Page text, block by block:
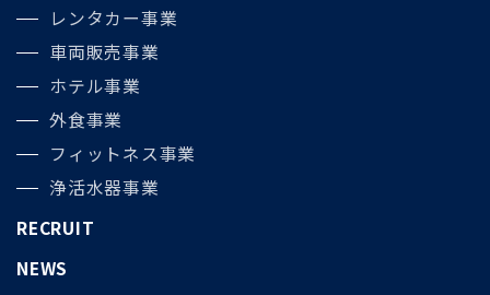
レンタカー事業
車両販売事業
ホテル事業
外食事業
フィットネス事業
浄活水器事業
RECRUIT
NEWS